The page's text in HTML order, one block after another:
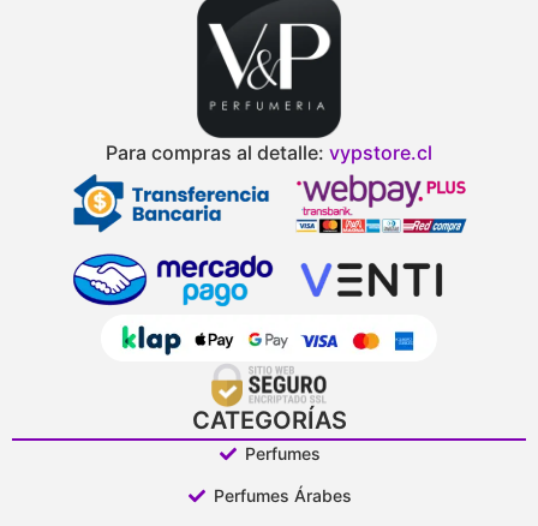
Para compras al detalle: vypstore.cl
CATEGORÍAS
Perfumes
Perfumes Árabes